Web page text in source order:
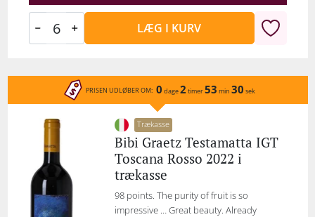
LÆG I KURV
PRISEN UDLØBER OM: 0 dage2 timer53 min 30 sek
Trækasse
Bibi Graetz Testamatta IGT
Toscana Rosso 2022 i
trækasse
98 points. The purity of fruit is so
impressive … Great beauty. Already